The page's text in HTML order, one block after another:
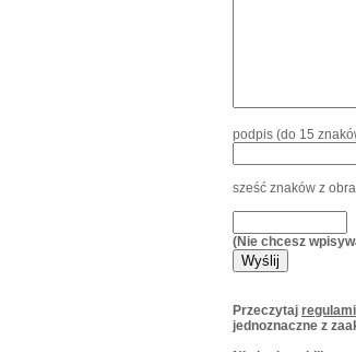
podpis (do 15
sześć znaków z
(Nie chcesz
Przeczytaj
jednoznaczne z